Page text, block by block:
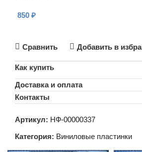
850 ₽
Сравнить Добавить в
Как купить
Доставка и оплата
Контакты
Артикул: НФ-00000337
Категория: Виниловые пластинки